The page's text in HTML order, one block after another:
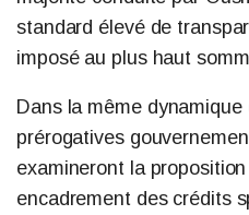
standard élevé de
imposé au plus haut
Dans la même
prérogatives
examineront la
encadrement des crédits